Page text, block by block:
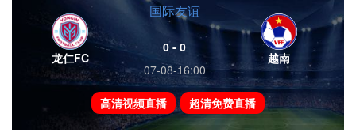
龙仁FC
国际友谊
0 - 0
07-08-16:00
越南
高清视频直播 超清免费直播